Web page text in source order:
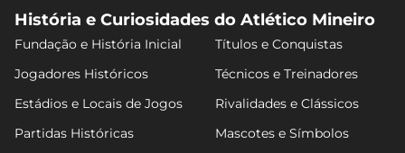
História e Curiosidades do Atlético Mineiro
Fundação e História Inicial
Títulos e Conquistas
Jogadores Históricos
Técnicos e Treinadores
Estádios e Locais de Jogos
Rivalidades e Clássicos
Partidas Históricas
Mascotes e Símbolos